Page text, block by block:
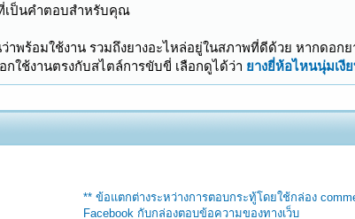
ที่เป็นคำตอบสำหรับคุณ
าพร้อมใช้งาน รวมถึงยางอะไหล่อยู่ในสภาพที่ดีด้วย หากดอ
กใช้งานตรงกับสไตล์การขับขี่ เลือกดูได้ว่า ยางยี่ห้อไหนนุ่มเงี
** ข้อแตกต่างระหว่างการตอบกระทู้โดยใช้กล่อง
Facebook กับกล่องตอบข้อความของทางเว็บ